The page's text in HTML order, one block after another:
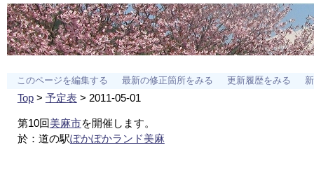
このページを編集する 最新の修正箇所をみる 更新履歴をみる
Top> 予定表> 2011-05-01
第10回美麻市を開催します。
於：道の駅ぽかぽかランド美麻